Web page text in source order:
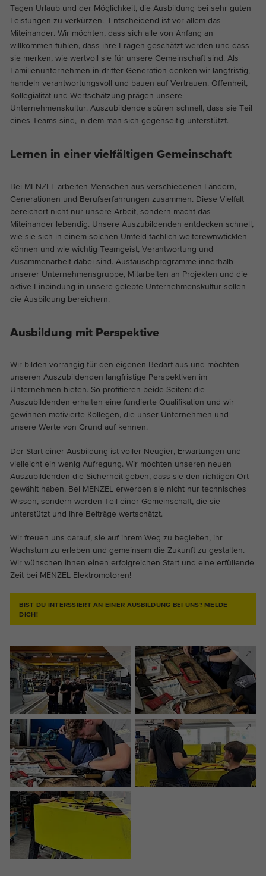
Tagen Urlaub und der Möglichkeit, die Ausbildung bei sehr guten
Leistungen zu verkürzen. Entscheidend ist vor allem das
Miteinander. Wir möchten, dass sich alle von Anfang an
willkommen fühlen, dass ihre Fragen geschätzt werden und dass
sie merken, wie wertvoll sie für unsere Gemeinschaft sind. Als
Familienunternehmen in dritter Generation denken wir langfristig,
handeln verantwortungsvoll und bauen auf Vertrauen. Offenheit,
Kollegialität und Wertschätzung prägen unsere
Unternehmenskultur. Auszubildende spüren schnell, dass sie Teil
eines Teams sind, in dem man sich gegenseitig unterstützt.
Lernen in einer vielfältigen Gemeinschaft
Bei MENZEL arbeiten Menschen aus verschiedenen Ländern,
Generationen und Berufserfahrungen zusammen. Diese Vielfalt
bereichert nicht nur unsere Arbeit, sondern macht das
Miteinander lebendig. Unsere Auszubildenden entdecken schnell,
wie sie sich in einem solchen Umfeld fachlich weiterewnwticklen
können und wie wichtig Teamgeist, Verantwortung und
Zusammenarbeit dabei sind. Austauschprogramme innerhalb
unserer Unternehmensgruppe, Mitarbeiten an Projekten und die
aktive Einbindung in unsere gelebte Unternehmenskultur sollen
die Ausbildung bereichern.
Ausbildung mit Perspektive
Wir bilden vorrangig für den eigenen Bedarf aus und möchten
unseren Auszubildenden langfristige Perspektiven im
Unternehmen bieten. So profitieren beide Seiten: die
Auszubildenden erhalten eine fundierte Qualifikation und wir
gewinnen motivierte Kollegen, die unser Unternehmen und
unsere Werte von Grund auf kennen.
Der Start einer Ausbildung ist voller Neugier, Erwartungen und
vielleicht ein wenig Aufregung. Wir möchten unseren neuen
Auszubildenden die Sicherheit geben, dass sie den richtigen Ort
gewählt haben. Bei MENZEL erwerben sie nicht nur technisches
Wissen, sondern werden Teil einer Gemeinschaft, die sie
unterstützt und ihre Beiträge wertschätzt.
Wir freuen uns darauf, sie auf ihrem Weg zu begleiten, ihr
Wachstum zu erleben und gemeinsam die Zukunft zu gestalten.
Wir wünschen ihnen einen erfolgreichen Start und eine erfüllende
Zeit bei MENZEL Elektromotoren!
BIST DU INTERSSIERT AN EINER AUSBILDUNG BEI UNS? MELDE
DICH!
Zweck
Dieses Cookie ist ein Standard-Session-
Cookie von TYPO3. Es speichert im Falle
eines Benutzer-Logins die Session-ID. So
kann der eingeloggte Benutzer
wiedererkannt werden und es wird ihm
Zugang zu geschützten Bereichen
gewährt.
Name cookie_optin
Anbieter TYPO3
Zweck
Enthält die gewählten Tracking-Optin-
Einstellungen.
Name _ga_EVZ6Q3XCRT
Anbieter Google Tag Manager
Laufzeit 1 year
Zweck
Dies ist ein Google Tag Manager Cookie
und dient dem Erfassen verschiedener
Handlungen auf unserer Webseite.
Cookie-Informationen anzeigen
Analytics & Marketing
Diese Gruppe beinhaltet alle Skripte für analytisches Tracking
und zugehörige Cookies. Es hilft uns die Nutzererfahrung der
Website zu verbessern.
Abhängig von: Funktional
Name _ga
Zweck
Dieses Cookie wird von Google Analytics
installiert. Das Cookie wird verwendet, um
Besucher-, Sitzungs- und
Kampagnendaten zu berechnen und die
Nutzung der Website für den
Analysebericht der Website zu verfolgen.
Die Cookies speichern Informationen
anonym und weisen eine zufällig
generierte Nummer zu, um eindeutige
Anbieter Google Analytics
Laufzeit 2 Jahre
Zweck
installiert. Das Cookie wird verwendet um
die Seitenaufrufe zu speichern und zu
zählen.
Cookie-Informationen anzeigen
Externe Inhalte
Auf unserer Website verwenden wir eingebettete Videos von
höherer Displayleistung anbieten zu können, damit die
Besucher ein interessanteres Erlebnis haben.